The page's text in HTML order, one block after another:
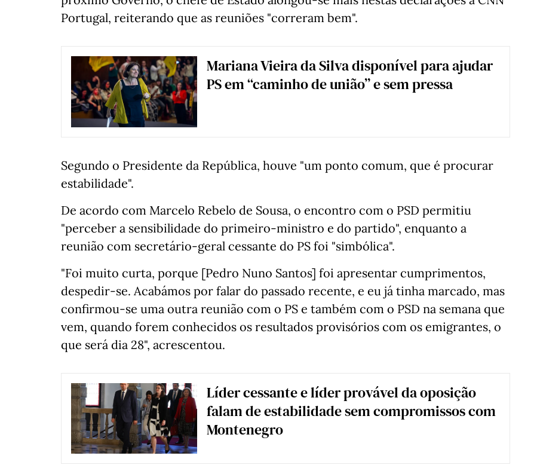
Portugal, reiterando que as reuniões "correram bem".
Mariana Vieira da Silva disponível para ajudar
PS em “caminho de união” e sem pressa
Segundo o Presidente da República, houve "um ponto comum, que é procurar
estabilidade".
De acordo com Marcelo Rebelo de Sousa, o encontro com o PSD permitiu
"perceber a sensibilidade do primeiro-ministro e do partido", enquanto a
reunião com secretário-geral cessante do PS foi "simbólica".
"Foi muito curta, porque [Pedro Nuno Santos] foi apresentar cumprimentos,
despedir-se. Acabámos por falar do passado recente, e eu já tinha marcado, mas
confirmou-se uma outra reunião com o PS e também com o PSD na semana que
vem, quando forem conhecidos os resultados provisórios com os emigrantes, o
que será dia 28", acrescentou.
Líder cessante e líder provável da oposição
falam de estabilidade sem compromissos com
Montenegro